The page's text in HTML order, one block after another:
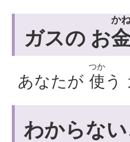
ガスの お
か
あなたが 使
つか
う
わからな